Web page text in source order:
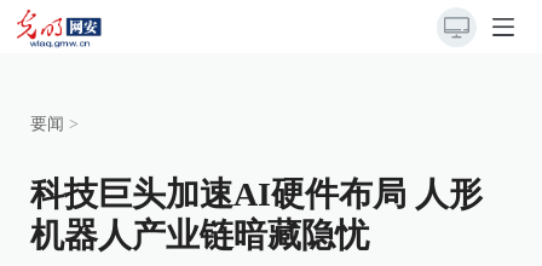
要闻 >
科技巨头加速AI硬件布局 人形
机器人产业链暗藏隐忧